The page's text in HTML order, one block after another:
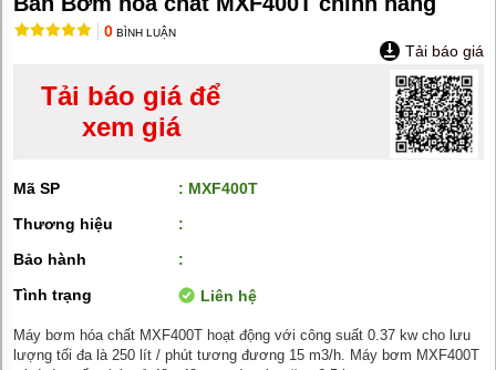
BƠM
BƠM
MÁY
HÚT
PHUY
BƠM
NGHIỆP
0 BÌNH LUẬN
Tải báo giá
Tải báo giá để
xem giá
Mã SP
: MXF400T
Thương hiệu
:
Bảo hành
:
Tình trạng
Liên hệ
Máy bơm hóa chất MXF400T hoạt động với công suất 0.37 kw cho lưu
lượng tối đa là 250 lít / phút tương đương 15 m3/h. Máy bơm MXF400T